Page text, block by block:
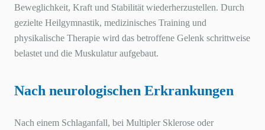
Beweglichkeit, Kraft und Stabilität wiederherzustellen. Durch
gezielte Heilgymnastik, medizinisches Training und
physikalische Therapie wird das betroffene Gelenk schrittweise
belastet und die Muskulatur aufgebaut.
Nach neurologischen Erkrankungen
Nach einem Schlaganfall, bei Multipler Sklerose oder